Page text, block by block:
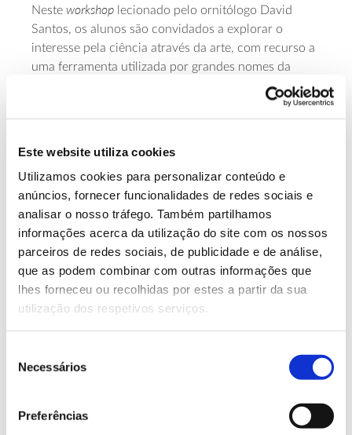
Este website utiliza cookies
Utilizamos cookies para personalizar conteúdo e
anúncios, fornecer funcionalidades de redes sociais e
analisar o nosso tráfego. Também partilhamos
informações acerca da utilização do site com os nossos
parceiros de redes sociais, de publicidade e de análise,
que as podem combinar com outras informações que
lhes forneceu ou recolhidas por estes a partir da sua
utilização dos respetivos serviços.
Necessários
Preferências
Neste workshop lecionado pelo ornitólogo David
Santos, os alunos são convidados a explorar o
interesse pela ciência através da arte, com recurso a
uma ferramenta utilizada por grandes nomes da
investigação ao longo dos séculos – o Diário de
Natureza. O curso tem a duração de 4h e o custo de
25€ sem material, ou de 40 com material incluído e
Saiba mais sobre este evento
13.07.2026
Genoma do priolo e de outras espécies em risco:
conhecer para conservar
02.07.2026
Registar galhas de Trichi em acácia-das-espigas:
cidadãos chamados a ajudar